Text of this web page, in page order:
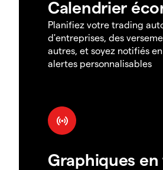
Calendrier
Planifiez votre trading
d'entreprises, des
autres, et soyez notifiés
alertes personnalisables
Graphiques